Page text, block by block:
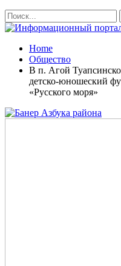
Home
Общество
В п. Агой
детско-юношеский
«Русского моря»